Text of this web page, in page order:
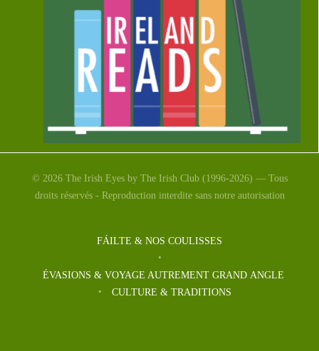
Squeeze in a Read
— L’Irlande lit
Squeeze in a read Qu’est-ce que IRELAND […]
© 2026 The Irish Eyes by The Irish Club (1996-2026) — Tous
droits réservés - Reproduction interdite sans notre autorisation
FÁILTE & NOS COULISSES
ÉVASIONS & VOYAGE AUTREMENT GRAND ANGLE
CULTURE & TRADITIONS